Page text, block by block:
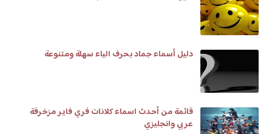
دليل أسماء جماد بحرف الياء سهلة ومتنوعة
قائمة من أحدث اسماء كلانات فري فاير مزخرفة
عربي وانجليزي